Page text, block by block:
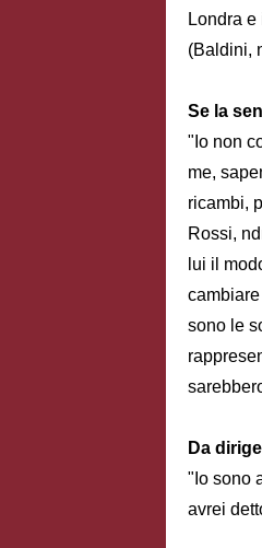
Londra
(Baldini,
Se la
"Io non
me,
ricambi,
Rossi,
lui il
sono le
Da
"Io sono
avrei